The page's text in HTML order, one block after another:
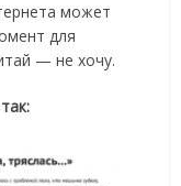
может
для
— не хочу.